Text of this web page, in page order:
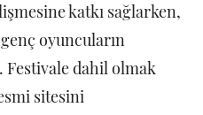
katkı sağlarken,
oyuncuların
Festivale dahil olmak
sitesini